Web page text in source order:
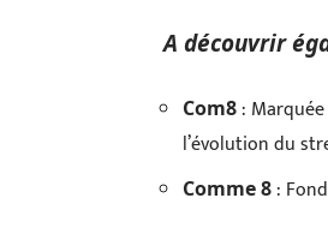
A découvrir
Com8 :
l’évolution du
Comme 8 :